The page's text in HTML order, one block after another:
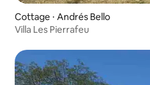
Cottage ⋅ Andrés Bello
Villa Les Pierrafeu